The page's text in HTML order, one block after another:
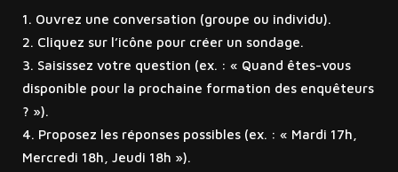
Ouvrez une conversation (groupe ou individu).
Cliquez sur l’icône pour créer un sondage.
Saisissez votre question (ex. : « Quand êtes-vous
disponible pour la prochaine formation des enquêteurs
? »).
Proposez les réponses possibles (ex. : « Mardi 17h,
Mercredi 18h, Jeudi 18h »).